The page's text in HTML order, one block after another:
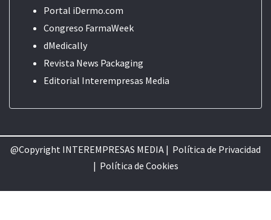
Portal iDermo.com
Congreso FarmaWeek
dMedically
Revista News Packaging
Editorial Interempresas Media
@Copyright INTEREMPRESAS MEDIA | Política de Privacidad
| Política de Cookies